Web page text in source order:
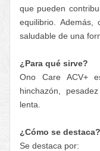
que pueden
equilibrio. Además,
saludable de una
¿Para qué sirve?
Ono Care ACV+
hinchazón,
lenta.
¿Cómo se destaca?
Se destaca por: